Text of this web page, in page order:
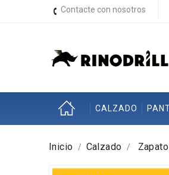
Contacte con nosotros
CALZADO
Inicio Calzado